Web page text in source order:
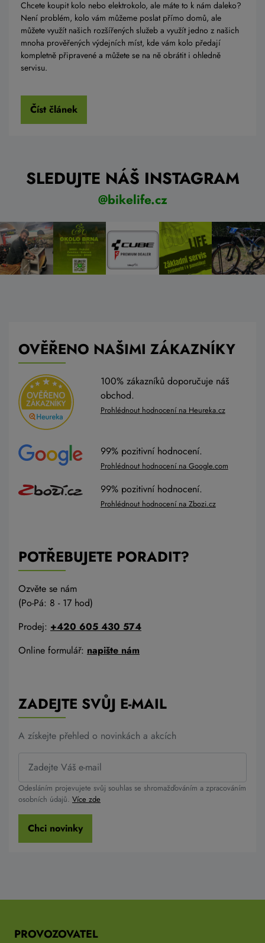
Chcete koupit kolo nebo elektrokolo, ale máte to k nám daleko?
Není problém, kolo vám můžeme poslat přímo domů, ale
můžete využít našich rozšířených služeb a využít jedno z našich
mnoha prověřených výdejních míst, kde vám kolo předají
kompletně připravené a můžete se na ně obrátit i ohledně
servisu.
Číst článek
SLEDUJTE NÁŠ INSTAGRAM
@bikelife.cz
OVĚŘENO NAŠIMI ZÁKAZNÍKY
100% zákazníků doporučuje náš
obchod.
Prohlédnout hodnocení na Heureka.cz
99% pozitivní hodnocení.
Prohlédnout hodnocení na Google.com
99% pozitivní hodnocení.
Prohlédnout hodnocení na Zbozi.cz
POTŘEBUJETE PORADIT?
Ozvěte se nám
(Po-Pá: 8 - 17 hod)
Prodej: +420 605 430 574
Online formulář: napište nám
ZADEJTE SVŮJ E-MAIL
A získejte přehled o novinkách a akcích
Odesláním projevujete svůj souhlas se shromažďováním a zpracováním
osobních údajů. Více zde
Chci novinky
PROVOZOVATEL